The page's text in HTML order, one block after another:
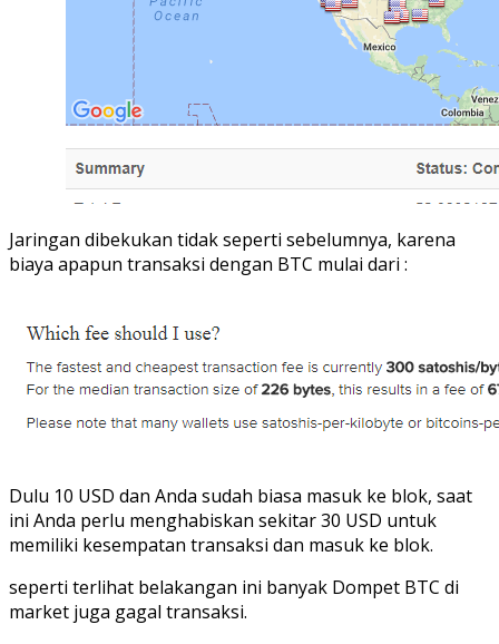
Jaringan dibekukan tidak seperti sebelumnya, karena
biaya apapun transaksi dengan BTC mulai dari :
Dulu 10 USD dan Anda sudah biasa masuk ke blok, saat
ini Anda perlu menghabiskan sekitar 30 USD untuk
memiliki kesempatan transaksi dan masuk ke blok.
seperti terlihat belakangan ini banyak Dompet BTC di
market juga gagal transaksi.